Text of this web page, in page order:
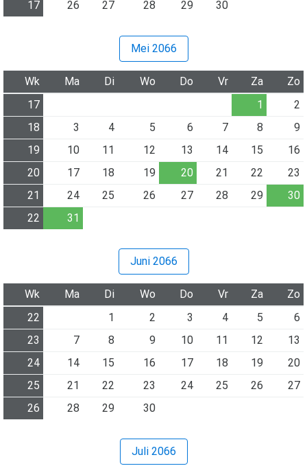
17 26 27 28 29 30
Mei 2066
Wk Ma Di Wo Do Vr Za
Zo
17
1
2
18
3 4 5 6 7 8
9
19
10 11 12 13 14 15
16
20
17 18 19 20 21 22
23
21
24 25 26 27 28 29
30
22
31
Juni 2066
Wk Ma Di Wo Do Vr Za
Zo
22
1 2 3 4 5
6
23
7 8 9 10 11 12
13
24
14 15 16 17 18 19
20
25
21 22 23 24 25 26
27
26
28 29 30
Juli 2066